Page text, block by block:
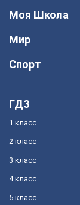
Моя Школа
Мир
Спорт
ГДЗ
1 класс
2 класс
3 класс
4 класс
5 класс